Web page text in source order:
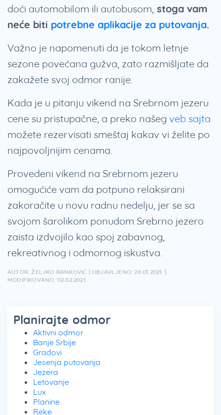
doći automobilom ili autobusom, stoga vam
neće biti potrebne aplikacije za putovanja.
Važno je napomenuti da je tokom letnje
sezone povećana gužva, zato razmišljate da
zakažete svoj odmor ranije.
Kada je u pitanju vikend na Srebrnom jezeru
cene su pristupačne, a preko našeg veb sajta
možete rezervisati smeštaj kakav vi želite po
najpovoljnijim cenama.
Provedeni vikend na Srebrnom jezeru
omogućiće vam da potpuno relaksirani
zakoračite u novu radnu nedelju, jer se sa
svojom šarolikom ponudom Srebrno jezero
zaista izdvojilo kao spoj zabavnog,
rekreativnog i odmornog iskustva.
AUTOR: ŽELJKO RANKOVIĆ | OBJAVLJENO: 28.01.2021. |
MODIFIKOVANO: 02.02.2021.
Planirajte odmor
Aktivni odmor
Banje Srbije
Gradovi
Jesenja putovanja
Jezera
Letovanje
Lux
Planine
Reke